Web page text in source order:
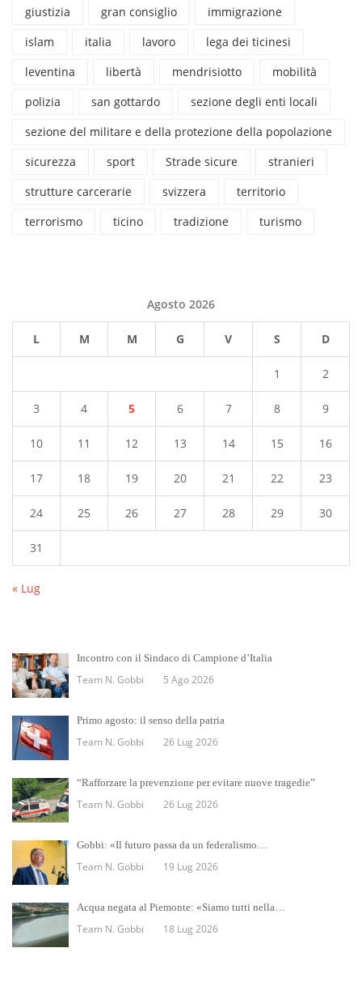
giustizia
gran consiglio
immigrazione
islam
italia lavoro
lega dei ticinesi
leventina
libertà mendrisiotto
mobilità
polizia
san gottardo
sezione degli enti locali
sezione del militare e della protezione della popolazione
sicurezza
sport Strade sicure
stranieri
strutture carcerarie
svizzera
territorio
terrorismo
ticino tradizione turismo
Agosto 2026
L M M G V S D
1 2
3 4 5 6 7 8 9
10 11 12 13 14 15 16
17 18 19 20 21 22 23
24 25 26 27 28 29 30
31
« Lug
Incontro con il Sindaco di Campione d’Italia
Team N. Gobbi 5 Ago 2026
Primo agosto: il senso della patria
Team N. Gobbi 26 Lug 2026
“Rafforzare la prevenzione per evitare nuove tragedie”
Team N. Gobbi 26 Lug 2026
Gobbi: «Il futuro passa da un federalismo…
Team N. Gobbi 19 Lug 2026
Acqua negata al Piemonte: «Siamo tutti nella…
Team N. Gobbi 18 Lug 2026